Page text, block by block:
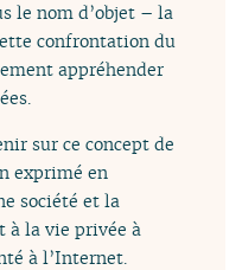
le nom d’objet – la
confrontation du
appréhender
sur ce concept de
exprimé en
société et la
à la vie privée à
à l’Internet.